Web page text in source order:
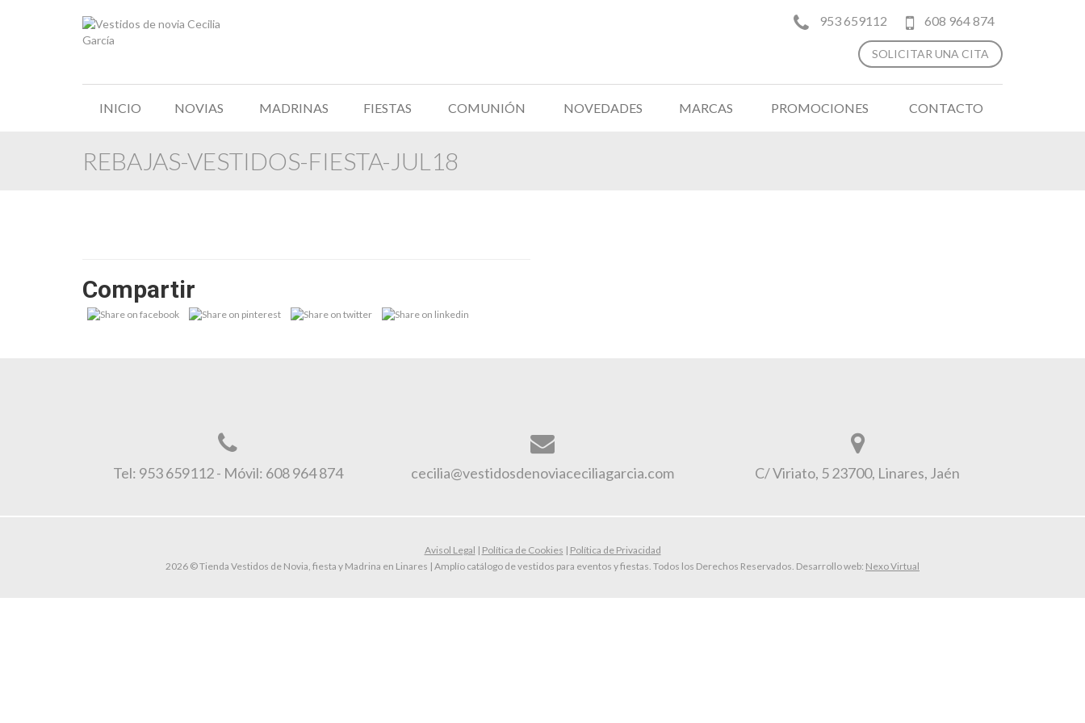
953 659112 608 964 874
SOLICITAR UNA CITA
INICIO NOVIAS MADRINAS FIESTAS COMUNIÓN NOVEDADES MARCAS PROMOCIONES CONTACTO
REBAJAS-VESTIDOS-FIESTA-JUL18
Compartir
Tel: 953 659112 - Móvil: 608 964 874 cecilia@vestidosdenoviaceciliagarcia.com C/ Viriato, 5 23700, Linares, Jaén
Avisol Legal | Política de Cookies | Política de Privacidad
2026 © Tienda Vestidos de Novia, fiesta y Madrina en Linares | Amplío catálogo de vestidos para eventos y fiestas. Todos los Derechos Reservados. Desarrollo web: Nexo Virtual